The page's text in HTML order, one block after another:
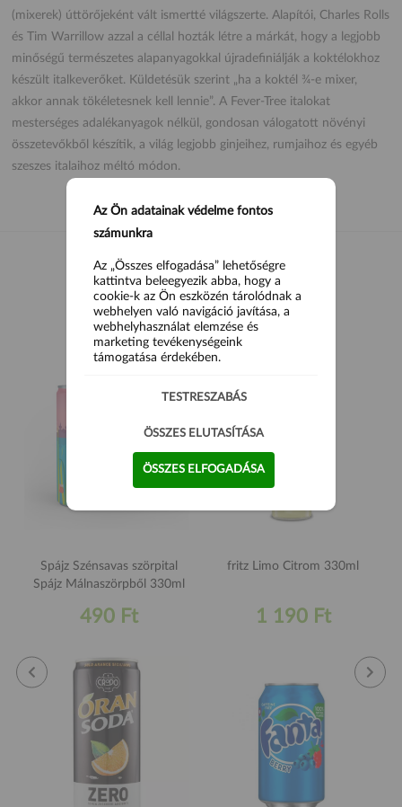
(mixerek) úttörőjeként vált ismertté világszerte. Alapítói, Charles Rolls
és Tim Warrillow azzal a céllal hozták létre a márkát, hogy a legjobb
minőségű természetes alapanyagokkal újradefiniálják a koktélokhoz
készült italkeverőket. Küldetésük szerint „ha a koktél ¾-e mixer,
akkor annak tökéletesnek kell lennie”. A Fever-Tree italokat
mesterséges adalékanyagok nélkül, gondosan válogatott növényi
összetevőkből készítik, a világ legjobb ginjeihez, rumjaihoz és egyéb
szeszes italaihoz méltó módon.
HASONLÓ TERMÉKEK
Spájz Szénsavas szörpital
Spájz Málnaszörpből 330ml
490 Ft
fritz Limo Citrom 330ml
1 190 Ft
Az Ön adatainak védelme fontos
számunkra
Az „Összes elfogadása” lehetőségre
kattintva beleegyezik abba, hogy a
cookie-k az Ön eszközén tárolódnak a
webhelyen való navigáció javítása, a
webhelyhasználat elemzése és
marketing tevékenységeink
támogatása érdekében.
TESTRESZABÁS
ÖSSZES ELUTASÍTÁSA
ÖSSZES ELFOGADÁSA